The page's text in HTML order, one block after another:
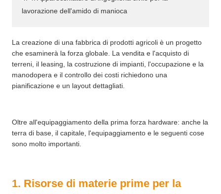
lavorazione dell'amido di manioca
La creazione di una fabbrica di prodotti agricoli è un progetto
che esaminerà la forza globale. La vendita e l'acquisto di
terreni, il leasing, la costruzione di impianti, l'occupazione e la
manodopera e il controllo dei costi richiedono una
pianificazione e un layout dettagliati.
Oltre all'equipaggiamento della prima forza hardware: anche la
terra di base, il capitale, l'equipaggiamento e le seguenti cose
sono molto importanti.
1. Risorse di materie prime per la